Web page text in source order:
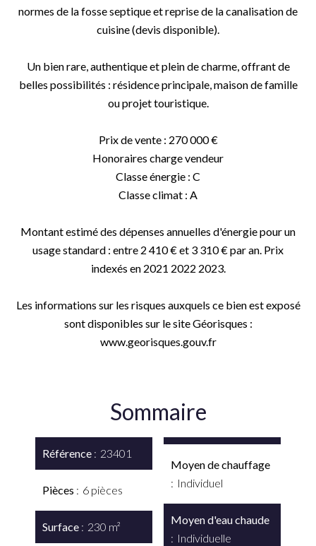
normes de la fosse septique et reprise de la canalisation de
cuisine (devis disponible).
Un bien rare, authentique et plein de charme, offrant de
belles possibilités : résidence principale, maison de famille
ou projet touristique.
Prix de vente : 270 000 €
Honoraires charge vendeur
Classe énergie : C
Classe climat : A
Montant estimé des dépenses annuelles d'énergie pour un
usage standard : entre 2 410 € et 3 310 € par an. Prix
indexés en 2021 2022 2023.
Les informations sur les risques auxquels ce bien est exposé
sont disponibles sur le site Géorisques :
www.georisques.gouv.fr
Sommaire
Référence 23401
Pièces 6 pièces
Surface 230 m²
Moyen de chauffage
Individuel
Moyen d'eau chaude
Individuelle